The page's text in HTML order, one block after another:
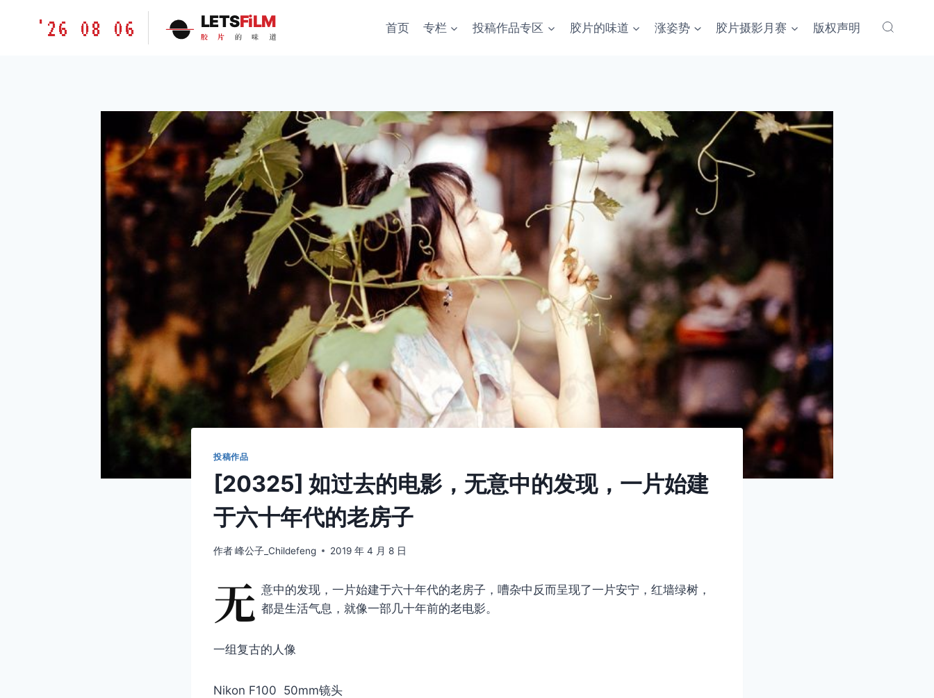
胶'26 08 06 LETSFiLM
胶 片 的 味 道
首页 专栏 投稿作品专区 胶片的味道 涨姿势 胶片摄影月赛 版权声明
投稿作品
[20325] 如过去的电影，无意中的发现，一片始建
于六十年代的老房子
作者峰公子_Childefeng 2019 年 4 月 8 日
无 意中的发现，一片始建于六十年代的老房子，嘈杂中反而呈现了一片安宁，红墙绿树，
都是生活气息，就像一部几十年前的老电影。
一组复古的人像
Nikon F100 50mm镜头